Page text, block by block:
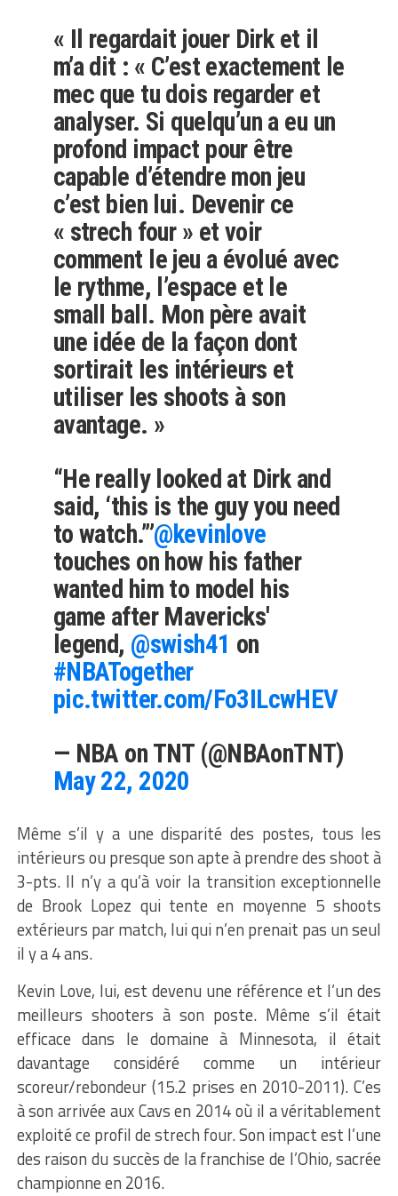
« Il regardait jouer Dirk et il
m’a dit : « C’est exactement le
mec que tu dois regarder et
analyser. Si quelqu’un a eu un
profond impact pour être
capable d’étendre mon jeu
c’est bien lui. Devenir ce
« strech four » et voir
comment le jeu a évolué avec
le rythme, l’espace et le
small ball. Mon père avait
une idée de la façon dont
sortirait les intérieurs et
utiliser les shoots à son
avantage. »
“He really looked at Dirk and
said, ‘this is the guy you need
to watch.’”@kevinlove
touches on how his father
wanted him to model his
game after Mavericks'
legend, @swish41 on
#NBATogether
pic.twitter.com/Fo3ILcwHEV
— NBA on TNT (@NBAonTNT)
May 22, 2020
Même s’il y a une disparité des postes, tous les
intérieurs ou presque son apte à prendre des shoot à
3-pts. Il n’y a qu’à voir la transition exceptionnelle
de Brook Lopez qui tente en moyenne 5 shoots
extérieurs par match, lui qui n’en prenait pas un seul
il y a 4 ans.
Kevin Love, lui, est devenu une référence et l’un des
meilleurs shooters à son poste. Même s’il était
efficace dans le domaine à Minnesota, il était
davantage considéré comme un intérieur
scoreur/rebondeur (15.2 prises en 2010-2011). C’es
à son arrivée aux Cavs en 2014 où il a véritablement
exploité ce profil de strech four. Son impact est l’une
des raison du succès de la franchise de l’Ohio, sacrée
championne en 2016.